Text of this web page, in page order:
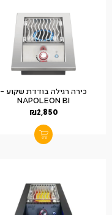
כירה רגילה בודדת שקוע –
NAPOLEON BI
₪2,850